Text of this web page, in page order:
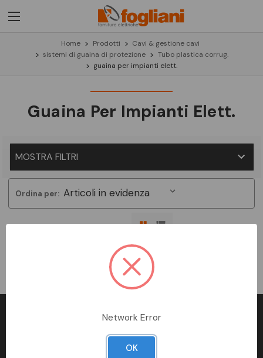
Home Prodotti
Cavi & gestione cavi
sistemi di guaina di protezione
Tubo plastica corrug.
guaina per impianti elett.
Guaina Per Impianti Elett.
MOSTRA FILTRI
Ordina per:
Non ci sono prodotti in questa categoria.
Network Error
OK